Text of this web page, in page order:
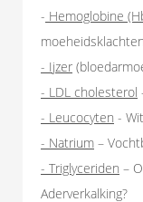
- Hemoglobine
moeheidsklachten
- Ijzer
- LDL cholesterol
- Leucocyten -
- Natrium –
- Triglyceriden –
Aderverkalking?